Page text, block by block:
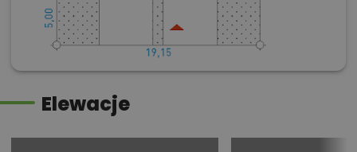
Elewacje